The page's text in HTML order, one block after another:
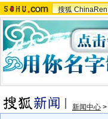
搜狐 ChinaRen
新闻中心 >